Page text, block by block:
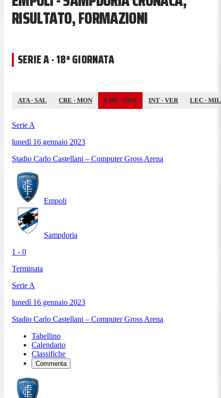
RISULTATO, FORMAZIONI
SERIE A · 18ª GIORNATA
ATA· SAL CRE · MON EMP· SAM INT · VER LEC · MIL
Serie A
lunedì 16 gennaio 2023
Stadio Carlo Castellani – Computer Gross Arena
Empoli
Sampdoria
1 - 0
Terminata
Serie A
lunedì 16 gennaio 2023
Stadio Carlo Castellani – Computer Gross Arena
Tabellino
Calendario
Classifiche
Commenta